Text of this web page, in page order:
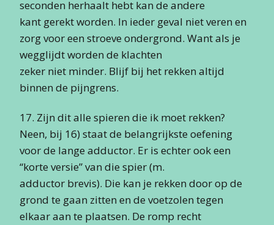
seconden herhaalt hebt kan de andere
kant gerekt worden. In ieder geval niet veren en
zorg voor een stroeve ondergrond. Want als je
wegglijdt worden de klachten
zeker niet minder. Blijf bij het rekken altijd
binnen de pijngrens.
17. Zijn dit alle spieren die ik moet rekken?
Neen, bij 16) staat de belangrijkste oefening
voor de lange adductor. Er is echter ook een
“korte versie” van die spier (m.
adductor brevis). Die kan je rekken door op de
grond te gaan zitten en de voetzolen tegen
elkaar aan te plaatsen. De romp recht